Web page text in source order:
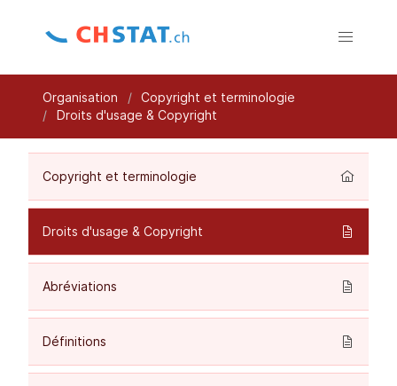
Organisation
Copyright et terminologie
Droits d'usage & Copyright
Copyright et terminologie
Droits d'usage & Copyright
Abréviations
Définitions